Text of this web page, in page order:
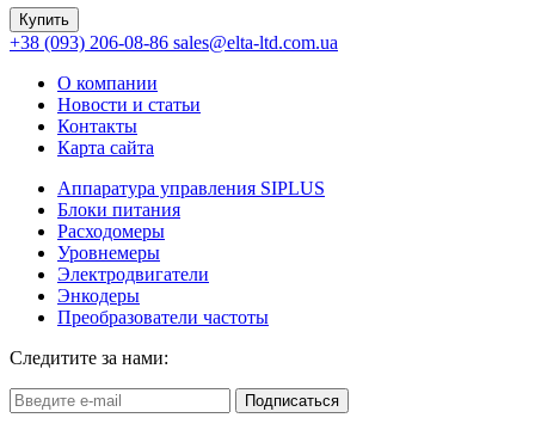
Купить
+38 (093) 206-08-86 sales@elta-ltd.com.ua
О компании
Новости и статьи
Контакты
Карта сайта
Аппаратура управления SIPLUS
Блоки питания
Расходомеры
Уровнемеры
Электродвигатели
Энкодеры
Преобразователи частоты
Следитите за нами:
Подписаться